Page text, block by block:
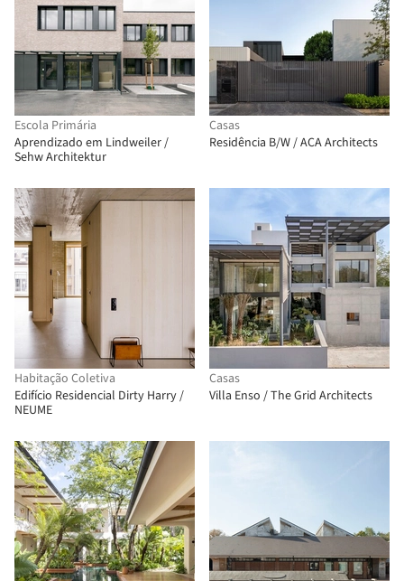
Escola Primária
Aprendizado em Lindweiler /
Sehw Architektur
Casas
Residência B/W / ACA Architects
Habitação Coletiva
Edifício Residencial Dirty Harry /
NEUME
Casas
Villa Enso / The Grid Architects